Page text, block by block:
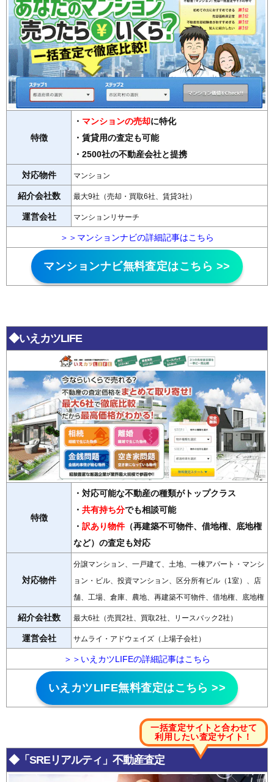
特徴
・ マンションの売却に特化
・賃貸用の査定も可能
・2500社の不動産会社と提携
対応物件 マンション
紹介会社数 最大9社（売却・買取6社、賃貸3社）
運営会社 マンションリサーチ
＞＞マンションナビの詳細記事はこちら
マンションナビ無料査定はこちら >>
◆いえカツLIFE
特徴
・対応可能な不動産の種類がトップクラス
・ 共有持ち分でも相談可能
・ 訳あり物件（再建築不可物件、借地権、底地権
など）の査定も対応
対応物件
分譲マンション、一戸建て、土地、一棟アパート・マンシ
ョン・ビル、投資マンション、区分所有ビル（1室）、店
舗、工場、倉庫、農地、再建築不可物件、借地権、底地権
紹介会社数 最大6社（売買2社、買取2社、リースバック2社）
運営会社 サムライ・アドウェイズ（上場子会社）
＞＞いえカツLIFEの詳細記事はこちら
いえカツLIFE無料査定はこちら >>
一括査定サイトと合わせて
利用したい査定サイト ！
◆「SREリアルティ」不動産査定